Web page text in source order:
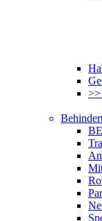
>>